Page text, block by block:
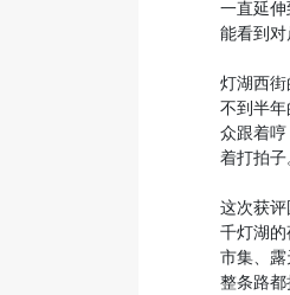
一直延
能看到
灯湖西
不到半
众跟着
着打拍子
这次获
千灯湖
市集、
整条路